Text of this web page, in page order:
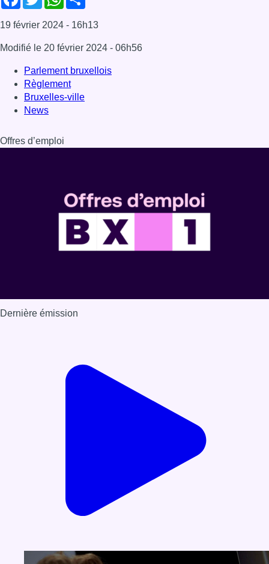
19 février 2024 - 16h13
Modifié le 20 février 2024 - 06h56
Parlement bruxellois
Règlement
Bruxelles-ville
News
Offres d’emploi
Dernière émission